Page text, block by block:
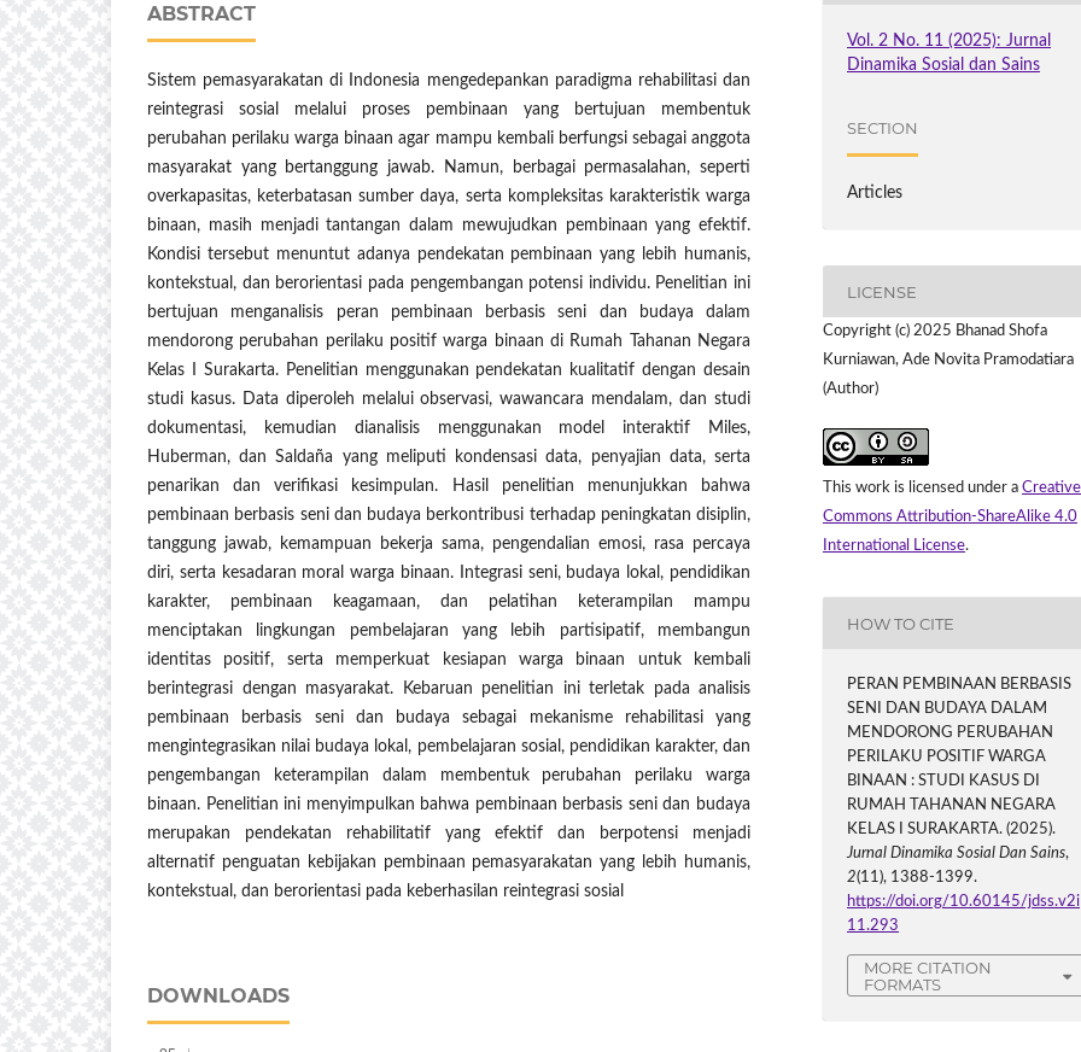
ABSTRACT
Sistem pemasyarakatan di Indonesia mengedepankan paradigma rehabilitasi dan
reintegrasi sosial melalui proses pembinaan yang bertujuan membentuk
perubahan perilaku warga binaan agar mampu kembali berfungsi sebagai anggota
masyarakat yang bertanggung jawab. Namun, berbagai permasalahan, seperti
overkapasitas, keterbatasan sumber daya, serta kompleksitas karakteristik warga
binaan, masih menjadi tantangan dalam mewujudkan pembinaan yang efektif.
Kondisi tersebut menuntut adanya pendekatan pembinaan yang lebih humanis,
kontekstual, dan berorientasi pada pengembangan potensi individu. Penelitian ini
bertujuan menganalisis peran pembinaan berbasis seni dan budaya dalam
mendorong perubahan perilaku positif warga binaan di Rumah Tahanan Negara
Kelas I Surakarta. Penelitian menggunakan pendekatan kualitatif dengan desain
studi kasus. Data diperoleh melalui observasi, wawancara mendalam, dan studi
dokumentasi, kemudian dianalisis menggunakan model interaktif Miles,
Huberman, dan Saldaña yang meliputi kondensasi data, penyajian data, serta
penarikan dan verifikasi kesimpulan. Hasil penelitian menunjukkan bahwa
pembinaan berbasis seni dan budaya berkontribusi terhadap peningkatan disiplin,
tanggung jawab, kemampuan bekerja sama, pengendalian emosi, rasa percaya
diri, serta kesadaran moral warga binaan. Integrasi seni, budaya lokal, pendidikan
karakter, pembinaan keagamaan, dan pelatihan keterampilan mampu
menciptakan lingkungan pembelajaran yang lebih partisipatif, membangun
identitas positif, serta memperkuat kesiapan warga binaan untuk kembali
berintegrasi dengan masyarakat. Kebaruan penelitian ini terletak pada analisis
pembinaan berbasis seni dan budaya sebagai mekanisme rehabilitasi yang
mengintegrasikan nilai budaya lokal, pembelajaran sosial, pendidikan karakter, dan
pengembangan keterampilan dalam membentuk perubahan perilaku warga
binaan. Penelitian ini menyimpulkan bahwa pembinaan berbasis seni dan budaya
merupakan pendekatan rehabilitatif yang efektif dan berpotensi menjadi
alternatif penguatan kebijakan pembinaan pemasyarakatan yang lebih humanis,
kontekstual, dan berorientasi pada keberhasilan reintegrasi sosial
DOWNLOADS
Vol. 2 No. 11 (2025): Jurnal
Dinamika Sosial dan Sains
SECTION
Articles
LICENSE
Copyright (c) 2025 Bhanad Shofa
Kurniawan, Ade Novita Pramodatiara
(Author)
This work is licensed under a Creative
Commons Attribution-ShareAlike 4.0
International License.
HOW TO CITE
PERAN PEMBINAAN BERBASIS
SENI DAN BUDAYA DALAM
MENDORONG PERUBAHAN
PERILAKU POSITIF WARGA
BINAAN : STUDI KASUS DI
RUMAH TAHANAN NEGARA
KELAS I SURAKARTA. (2025).
Jurnal Dinamika Sosial Dan Sains,
2(11), 1388-1399.
https://doi.org/10.60145/jdss.v2i
11.293
MORE CITATION
FORMATS